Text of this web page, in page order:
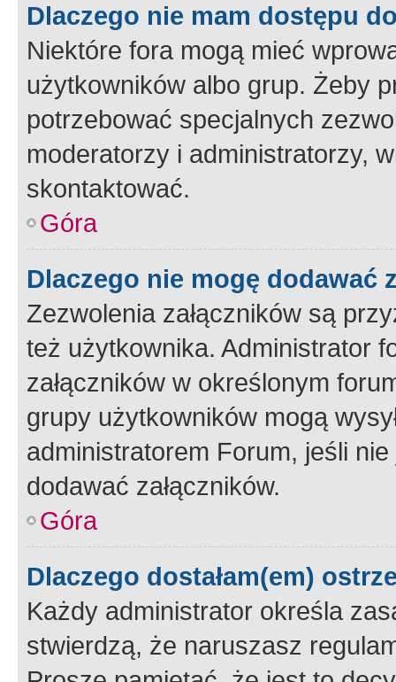
Dlaczego nie mam dostępu
Niektóre fora mogą mieć
użytkowników albo grup. Żeby
potrzebować specjalnych
moderatorzy i administratorzy,
skontaktować.
Góra
Dlaczego nie mogę dodawać
Zezwolenia załączników są
też użytkownika. Administrator
załączników w określonym
grupy użytkowników mogą
administratorem Forum, jeśli
dodawać załączników.
Góra
Dlaczego dostałam(em)
Każdy administrator określa
stwierdzą, że naruszasz